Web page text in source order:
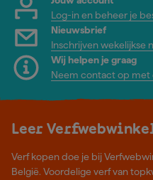
Log-in en beheer je
Nieuwsbrief
Inschrijven wekelijkse
Wij helpen je graag
Neem contact op met
Leer
Verf kopen doe je bij
België. Voordelige verf van